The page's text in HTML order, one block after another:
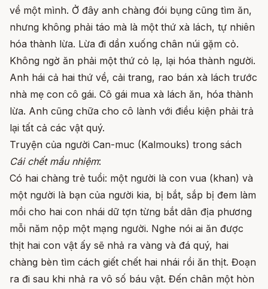
về một mình. Ở đây anh chàng đói bụng cũng tìm ăn,
nhưng không phải táo mà là một thứ xà lách, tự nhiên
hóa thành lừa. Lừa đi dần xuống chân núi gặm cỏ.
Không ngờ ăn phải một thứ cỏ lạ, lại hóa thành người.
Anh hái cả hai thứ về, cải trang, rao bán xà lách trước
nhà mẹ con cô gái. Cô gái mua xà lách ăn, hóa thành
lừa. Anh cũng chữa cho cô lành với điều kiện phải trả
lại tất cả các vật quý.
Truyện của người Can-muc (Kalmouks) trong sách
Cái chết mầu nhiệm:
Có hai chàng trẻ tuổi: một người là con vua (khan) và
một người là bạn của người kia, bị bắt, sắp bị đem làm
mồi cho hai con nhái dữ tợn từng bắt dân địa phương
mỗi năm nộp một mạng người. Nghe nói ai ăn được
thịt hai con vật ấy sẽ nhả ra vàng và đá quý, hai
chàng bèn tìm cách giết chết hai nhái rồi ăn thịt. Đoạn
ra đi sau khi nhả ra vô số báu vật. Đến chân một hòn